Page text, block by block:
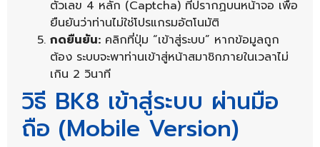
ตัวเลข 4 หลัก (Captcha) ที่ปรากฏบนหน้าจอ เพื่อ
ยืนยันว่าท่านไม่ใช่โปรแกรมอัตโนมัติ
กดยืนยัน: คลิกที่ปุ่ม “เข้าสู่ระบบ” หากข้อมูลถูก
ต้อง ระบบจะพาท่านเข้าสู่หน้าสมาชิกภายในเวลาไม่
เกิน 2 วินาที
วิธี BK8 เข้าสู่ระบบ ผ่านมือ
ถือ (Mobile Version)